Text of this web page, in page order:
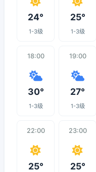
24°
1-3级
25°
1-3级
18:00
30°
1-3级
19:00
27°
1-3级
22:00
25°
23:00
25°